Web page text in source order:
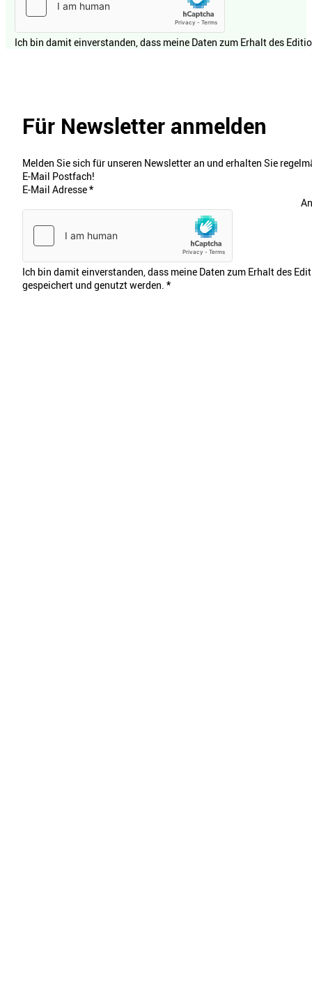
Ich bin damit einverstanden, dass meine Daten zum Erhalt des
Für Newsletter anmelden
Melden Sie sich für unseren Newsletter an und erhalten Sie
E-Mail Postfach!
E-Mail Adresse*
Ich bin damit einverstanden, dass meine Daten zum Erhalt des
gespeichert und genutzt werden. *